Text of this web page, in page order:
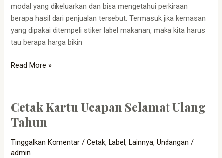
modal yang dikeluarkan dan bisa mengetahui perkiraan
berapa hasil dari penjualan tersebut. Termasuk jika kemasan
yang dipakai ditempeli stiker label makanan, maka kita harus
tau berapa harga bikin
Read More »
Cetak Kartu Ucapan Selamat Ulang
Tahun
Tinggalkan Komentar /Cetak,Label,Lainnya,Undangan /
admin
Cetak
Kartu
Ucapan
Selamat
Ulang